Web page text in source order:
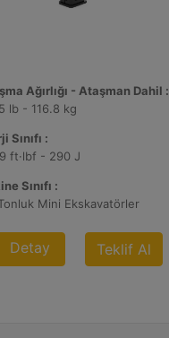
Ağırlığı - Ataşman Dahil :
lb - 116.8 kg
Sınıfı :
ft·lbf - 290 J
Sınıfı :
Mini Ekskavatörler
Detay Teklif Al